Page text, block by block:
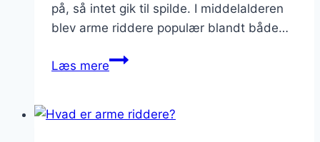
på, så intet gik til spilde. I middelalderen
blev arme riddere populær blandt både…
Læs mereArme
smør: